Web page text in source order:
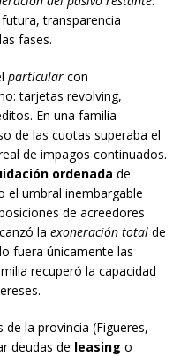
transparencia
fases.
particular con
tarjetas revolving,
En una familia
de las cuotas superaba el
de impagos continuados.
ordenada de
el umbral inembargable
de acreedores
la exoneración total de
fuera únicamente las
recuperó la capacidad
la provincia (Figueres,
deudas de leasing o